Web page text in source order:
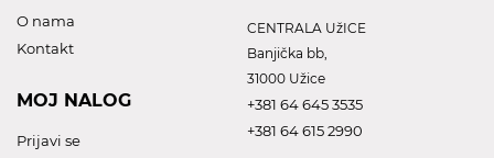
O nama
Kontakt
MOJ NALOG
Prijavi se
CENTRALA UžICE
Banjička bb,
31000 Užice
+381 64 645 3535
+381 64 615 2990